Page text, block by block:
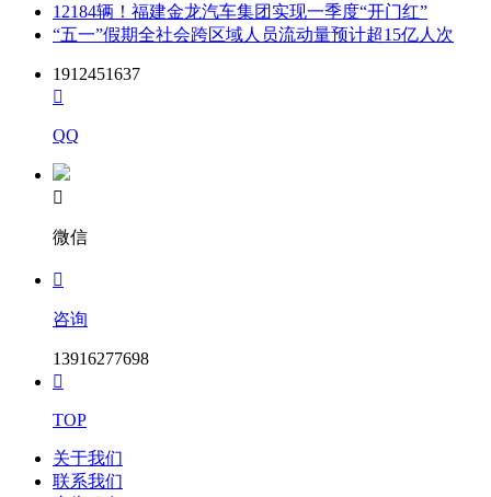
5. 投标文件的递交
月26日9时00分，投标人应在截止时间前通过河北省公共资源
交易服务平台(http://ggzy.hebei.gov.cn/hbggfwpt/)递交电子投标
5.2 逾期送达的投标文件，电子招标投标交易平台将予以拒
6. 发布公告的媒介
本次招标公告同时在 河北省招标投标公共服务平台
(http://www.hebeieb.com.cn)、河北省公共资源交易服务平台
(http://ggzy.hebei.gov.cn/hbjyzx/)、交投电子招投标交易平台
7. 联系方式
招标人：石家庄市轨道交通集团有限责任公司
地址：石家庄市高新区秦岭大街116号
12184辆！福建金龙汽车集团实现一季度“开门红”
“五一”假期全社会跨区域人员流动量预计超15亿人次
1912451637

QQ

微信

咨询
13916277698

TOP
关于我们
联系我们